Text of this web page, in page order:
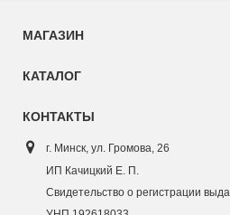
МАГАЗИН
КАТАЛОГ
КОНТАКТЫ
г. Минск, ул. Громова, 26
ИП Качицкий Е. П.
Свидетельство о регистрации